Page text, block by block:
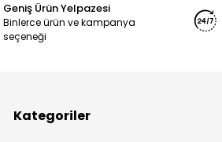
Geniş Ürün Yelpazesi
Binlerce ürün ve kampanya
seçeneği
Kategoriler